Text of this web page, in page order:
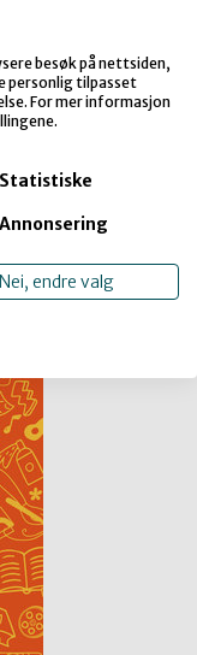
er målet, hvem
opp slik at målet i
omstendigheter.
hvorfor, hva,
besøk på nettsiden,
personlig tilpasset
For mer informasjon
Statistiske
Annonsering
Nei, endre valg